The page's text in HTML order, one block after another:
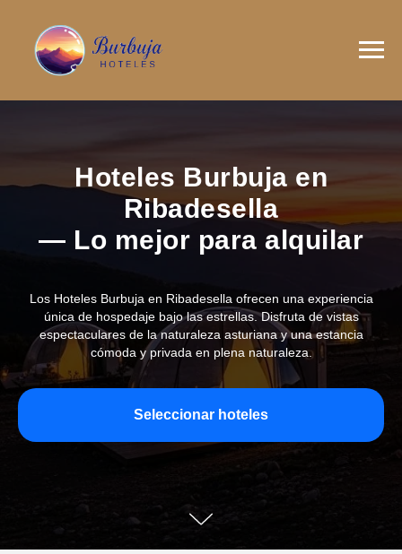
Hoteles Burbuja en
Ribadesella
— Lo mejor para alquilar
Los Hoteles Burbuja en Ribadesella ofrecen una experiencia
única de hospedaje bajo las estrellas. Disfruta de vistas
espectaculares de la naturaleza asturiana y una estancia
cómoda y privada en plena naturaleza.
Seleccionar hoteles